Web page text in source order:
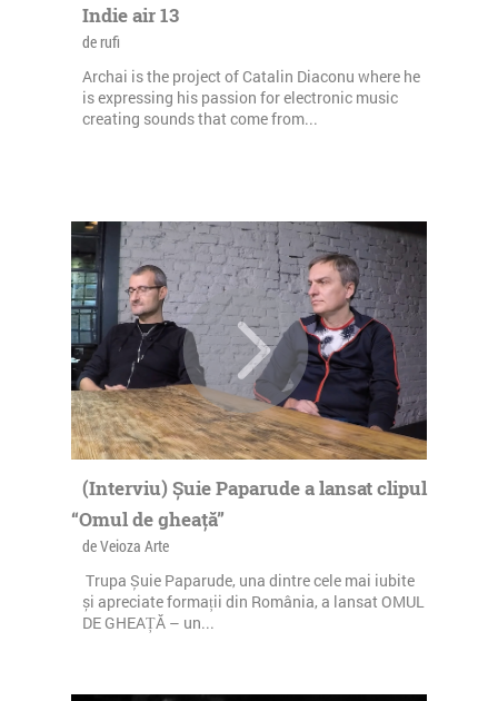
Indie air 13
de rufi
Archai is the project of Catalin Diaconu where he
is expressing his passion for electronic music
creating sounds that come from...
(Interviu) Șuie Paparude a lansat clipul
“Omul de gheață”
de Veioza Arte
Trupa Șuie Paparude, una dintre cele mai iubite
și apreciate formații din România, a lansat OMUL
DE GHEAȚĂ – un...